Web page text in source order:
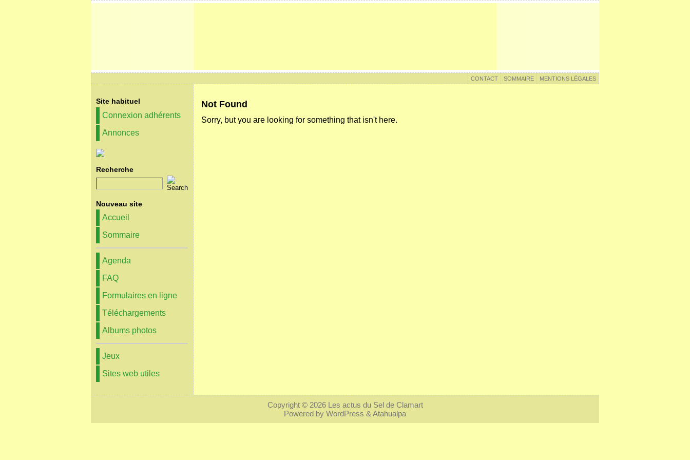
MENTIONS LÉGALES
SOMMAIRE
CONTACT
Site habituel
Connexion adhérents
Annonces
Recherche
Nouveau site
Accueil
Sommaire
Agenda
FAQ
Formulaires en ligne
Téléchargements
Albums photos
Jeux
Sites web utiles
Not Found
Sorry, but you are looking for something that isn't here.
Copyright © 2026 Les actus du Sel de Clamart
Powered by WordPress & Atahualpa